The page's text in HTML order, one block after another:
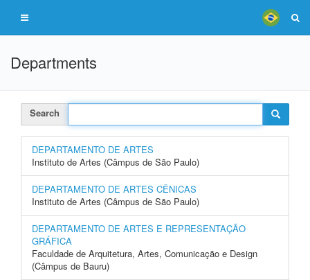
Departments
Search
DEPARTAMENTO DE ARTES
Instituto de Artes (Câmpus de São Paulo)
DEPARTAMENTO DE ARTES CÊNICAS
Instituto de Artes (Câmpus de São Paulo)
DEPARTAMENTO DE ARTES E REPRESENTAÇÃO
GRÁFICA
Faculdade de Arquitetura, Artes, Comunicação e Design
(Câmpus de Bauru)